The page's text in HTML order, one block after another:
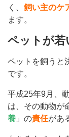
く、 飼い主のケ
ます。
ペットが若
ペットを飼うと
です。
平成25年9月、
は、その動物が
養 」の責任があ